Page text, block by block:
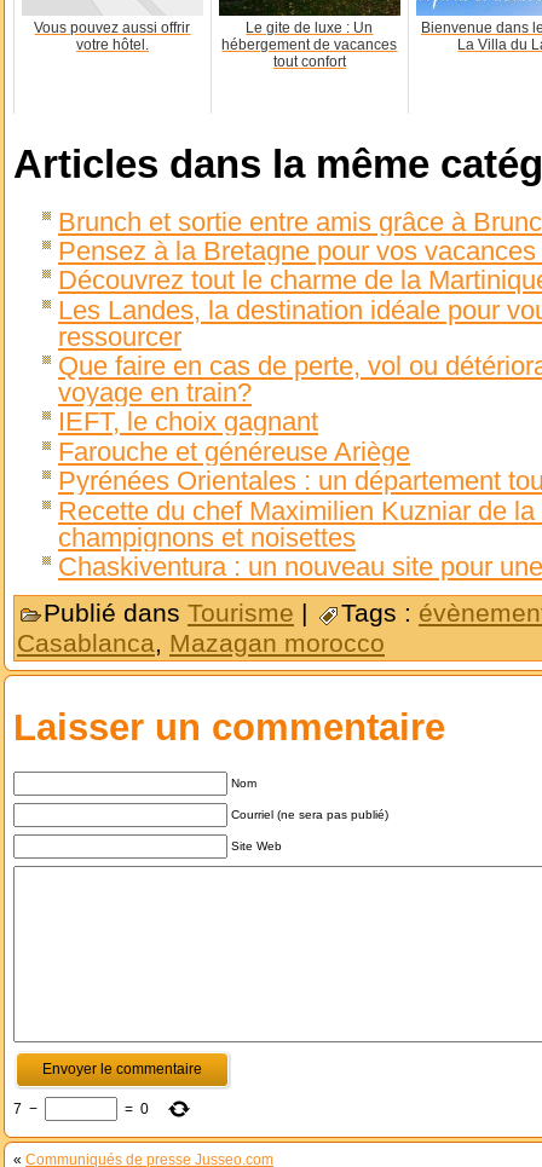
Vous pouvez aussi offrir
votre hôtel.
Le gite de luxe : Un
hébergement de vacances
tout confort
Bienvenue dans
La Villa du
Articles dans la même
Brunch et sortie entre amis grâce à
Pensez à la Bretagne pour vos vacances
Découvrez tout le charme de la
Les Landes, la destination idéale pour
ressourcer
Que faire en cas de perte, vol ou
voyage en train?
IEFT, le choix gagnant
Farouche et généreuse Ariège
Pyrénées Orientales : un département
Recette du chef Maximilien Kuzniar de
champignons et noisettes
Chaskiventura : un nouveau site pour
Publié dans Tourisme | Tags :
Casablanca, Mazagan morocco
Laisser un commentaire
Nom
Courriel (ne sera pas publié)
Site Web
7 − = 0
« Communiqués de presse Jusseo.com